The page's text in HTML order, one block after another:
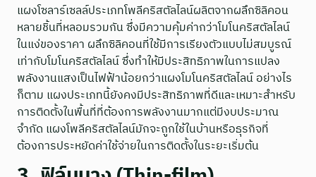
แผงโซลาร์เซลล์ประเภทโพลีคริสตัลไลน์ผลิตจากผลึกซิลิคอน
หลายชิ้นที่หลอมรวมกัน ซึ่งมีความคุ้มค่ากว่าโมโนคริสตัลไลน์
ในแง่ของราคา ผลึกซิลิคอนที่ใช้มีการเรียงตัวแบบไม่สมบูรณ์
เท่ากับโมโนคริสตัลไลน์ ซึ่งทำให้มีประสิทธิภาพในการแปลง
พลังงานแสงเป็นไฟฟ้าน้อยกว่าแผงโมโนคริสตัลไลน์ อย่างไร
ก็ตาม แผงประเภทนี้ยังคงมีประสิทธิภาพที่ดีและเหมาะสำหรับ
การติดตั้งในพื้นที่ที่ต้องการพลังงานมากแต่มีงบประมาณ
จำกัด แผงโพลีคริสตัลไลน์มักจะถูกใช้ในบ้านหรือธุรกิจที่
ต้องการประหยัดค่าใช้จ่ายในการติดตั้งในระยะเริ่มต้น